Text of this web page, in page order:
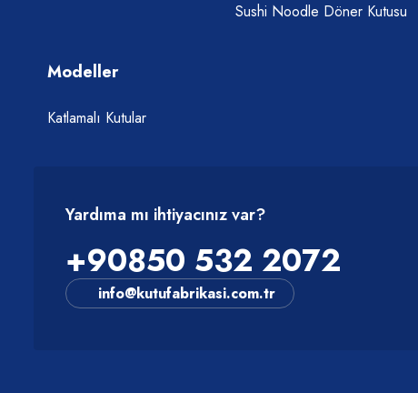
Sushi Noodle Döner Kutusu
Modeller
Katlamalı Kutular
Yardıma mı ihtiyacınız var?
+90850 532 2072
info@kutufabrikasi.com.tr